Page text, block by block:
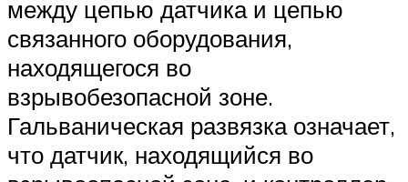
между цепью датчика и цепью
связанного оборудования,
находящегося во
взрывобезопасной зоне.
Гальваническая развязка означает,
что датчик, находящийся во